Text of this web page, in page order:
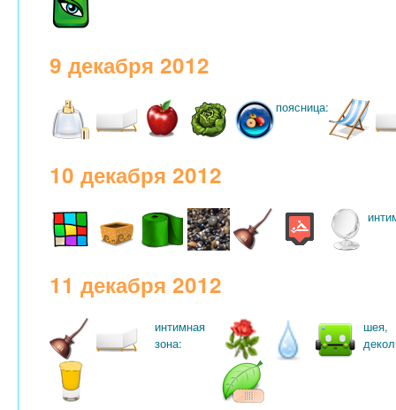
9 декабря 2012
поясница:
10 декабря 2012
11 декабря 2012
интимная
зона:
шея,